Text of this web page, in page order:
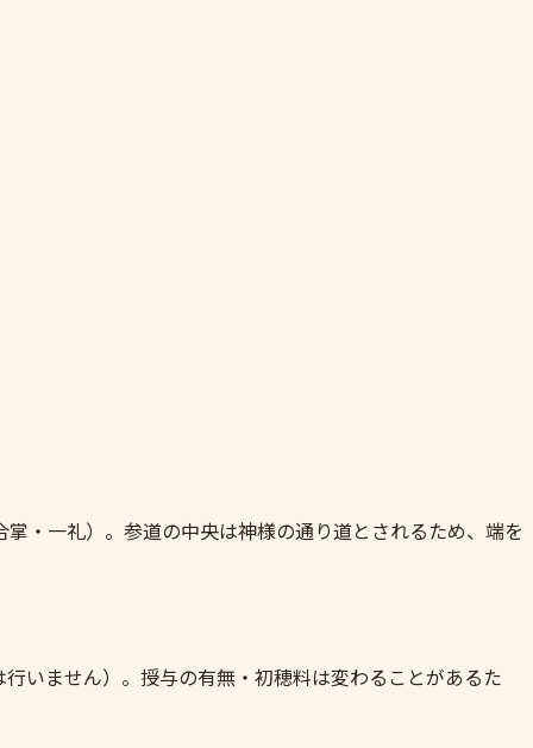
・一礼）。参道の中央は神様の通り道とされるため、端を
いません）。授与の有無・初穂料は変わることがあるた